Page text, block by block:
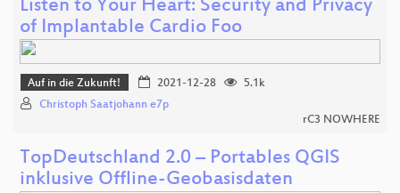
Listen to Your Heart: Security and Privacy
of Implantable Cardio Foo
Auf in die Zukunft! 2021-12-28
5.1k
Christoph Saatjohann e7p
rC3 NOWHERE
TopDeutschland 2.0 – Portables QGIS
inklusive Offline-Geobasisdaten